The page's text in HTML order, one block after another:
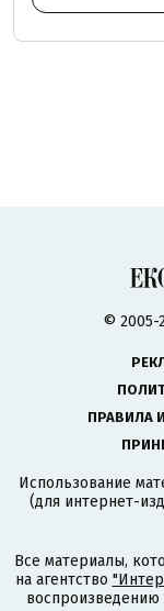
©
ПРАВИЛА
Использование
(для интернет-
Все материалы,
на агентство